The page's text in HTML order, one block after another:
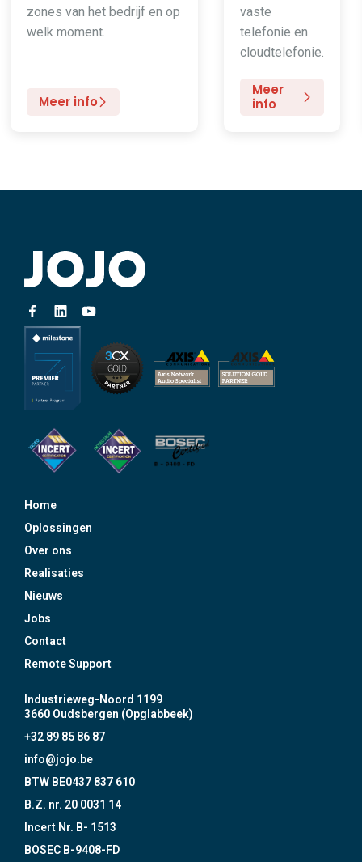
zones van het bedrijf en op
welk moment.
Meer info
vaste
telefonie en
cloudtelefonie.
Meer
info
Home
Oplossingen
Over ons
Realisaties
Nieuws
Jobs
Contact
Remote Support
Industrieweg-Noord 1199
3660 Oudsbergen (Opglabbeek)
+32 89 85 86 87
info@jojo.be
BTW BE0437 837 610
B.Z. nr. 20 0031 14
Incert Nr. B- 1513
BOSEC B-9408-FD